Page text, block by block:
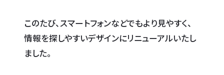
このたび、スマートフォンなどでもより見やすく、
情報を探しやすいデザインにリニューアルいたし
ました。